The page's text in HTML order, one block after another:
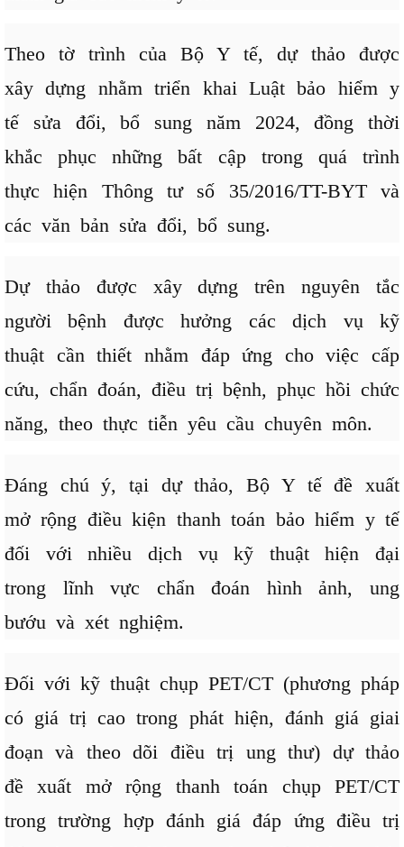
Theo tờ trình của Bộ Y tế, dự thảo được
xây dựng nhằm triển khai Luật bảo hiểm y
tế sửa đổi, bổ sung năm 2024, đồng thời
khắc phục những bất cập trong quá trình
thực hiện Thông tư số 35/2016/TT-BYT và
các văn bản sửa đổi, bổ sung.
Dự thảo được xây dựng trên nguyên tắc
người bệnh được hưởng các dịch vụ kỹ
thuật cần thiết nhằm đáp ứng cho việc cấp
cứu, chẩn đoán, điều trị bệnh, phục hồi chức
năng, theo thực tiễn yêu cầu chuyên môn.
Đáng chú ý, tại dự thảo, Bộ Y tế đề xuất
mở rộng điều kiện thanh toán bảo hiểm y tế
đối với nhiều dịch vụ kỹ thuật hiện đại
trong lĩnh vực chẩn đoán hình ảnh, ung
bướu và xét nghiệm.
Đối với kỹ thuật chụp PET/CT (phương pháp
có giá trị cao trong phát hiện, đánh giá giai
đoạn và theo dõi điều trị ung thư) dự thảo
đề xuất mở rộng thanh toán chụp PET/CT
trong trường hợp đánh giá đáp ứng điều trị